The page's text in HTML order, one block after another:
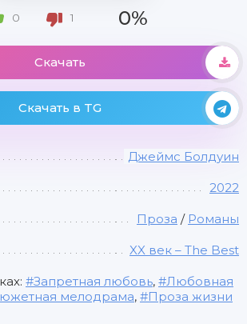
0 1 0%
Скачать
Скачать в TG
Джеймс Болдуин
2022
Проза / Романы
XX век – The Best
Запретная любовь,
Любовная
мелодрама, Проза жизни